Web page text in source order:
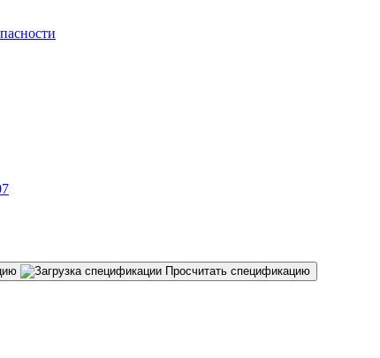
Просчитать спецификацию